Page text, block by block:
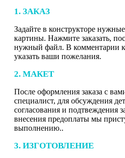
1. ЗАКАЗ
Задайте в конструкторе
картины. Нажмите заказать,
нужный файл. В комментарии к
указать ваши пожелания.
2. МАКЕТ
После оформления заказа с
специалист, для обсуждения
согласования и подтвеждения
внесения предоплаты мы
выполнению..
3. ИЗГОТОВЛЕНИЕ